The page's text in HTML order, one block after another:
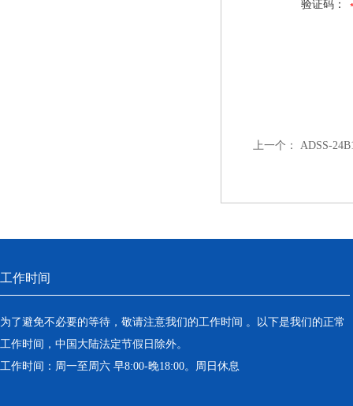
验证码：
上一个： ADSS-
工作时间
为了避免不必要的等待，敬请注意我们的工作时间 。以下是我们的正常
工作时间，中国大陆法定节假日除外。
工作时间：周一至周六 早8:00-晚18:00。周日休息